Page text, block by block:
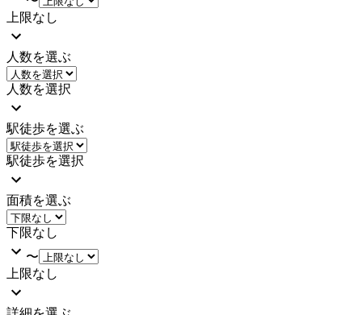
上限なし
人数を選ぶ
人数を選択
駅徒歩を選ぶ
駅徒歩を選択
面積を選ぶ
下限なし
〜
上限なし